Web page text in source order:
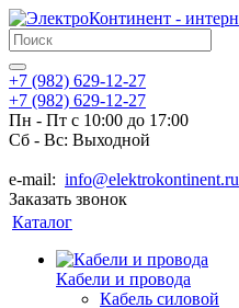
+7 (982) 629-12-27
+7 (982) 629-12-27
Пн - Пт с 10:00 до 17:00
Сб - Вс: Выходной
e-mail: info@elektrokontinent.ru
Заказать звонок
Каталог
Кабели и провода
Кабель силовой